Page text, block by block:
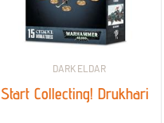
DARK ELDAR
Start Collecting! Drukhari